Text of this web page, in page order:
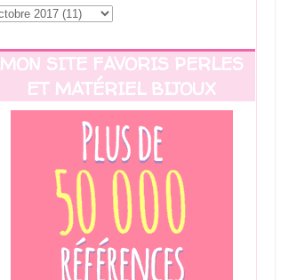
MON SITE FAVORIS PERLES
ET MATÉRIEL BIJOUX